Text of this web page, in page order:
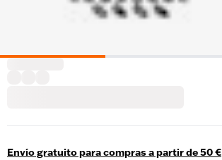
Envío gratuito para compras a partir de 50 €